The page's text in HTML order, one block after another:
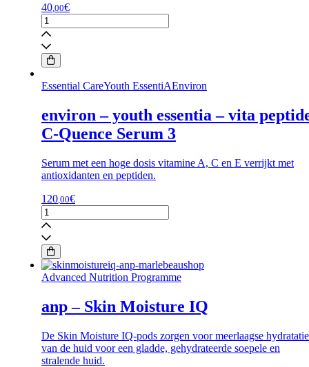
40 ,00€
Jane
Iredale
-
BeautyPrep
-
Face
Toner
Essential CareYouth EssentiAEnviron
environ – youth essentia – vita
C-Quence Serum 3
Serum met een hoge dosis vitamine A, C en E verrijkt met
antioxidanten en peptiden.
120 ,00€
environ
-
youth
essentia
-
vita
peptide
Quence
3
aantal
Advanced Nutrition Programme
anp – Skin Moisture IQ
De Skin Moisture IQ-pods zorgen voor meerlaagse hydratatie
van de huid voor een gladde, gehydrateerde soepele en
stralende huid.